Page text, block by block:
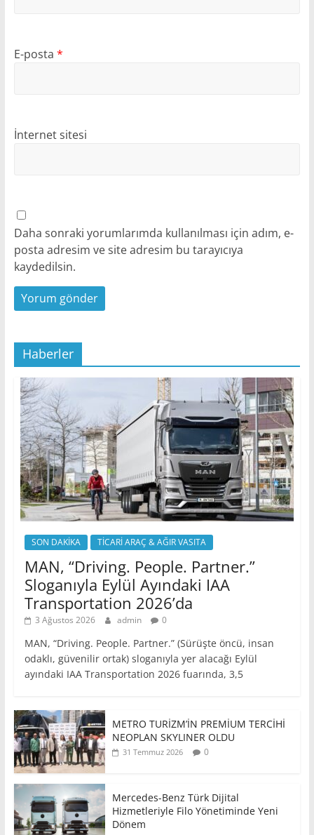
E-posta *
İnternet sitesi
Daha sonraki yorumlarımda kullanılması için adım, e-
posta adresim ve site adresim bu tarayıcıya
kaydedilsin.
Haberler
SON DAKİKA TİCARİ ARAÇ & AĞIR VASITA
MAN, “Driving. People. Partner.”
Sloganıyla Eylül Ayındaki IAA
Transportation 2026’da
3 Ağustos 2026 admin 0
MAN, “Driving. People. Partner.” (Sürüşte öncü, insan
odaklı, güvenilir ortak) sloganıyla yer alacağı Eylül
ayındaki IAA Transportation 2026 fuarında, 3,5
METRO TURİZM’İN PREMİUM TERCİHİ
NEOPLAN SKYLINER OLDU
31 Temmuz 2026 0
Mercedes-Benz Türk Dijital
Hizmetleriyle Filo Yönetiminde Yeni
Dönem